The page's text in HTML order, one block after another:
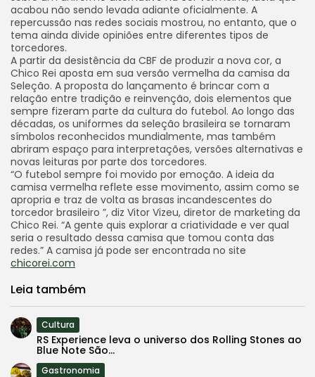
acabou não sendo levada adiante oficialmente. A
repercussão nas redes sociais mostrou, no entanto, que o
tema ainda divide opiniões entre diferentes tipos de
torcedores.
A partir da desistência da CBF de produzir a nova cor, a
Chico Rei aposta em sua versão vermelha da camisa da
Seleção. A proposta do lançamento é brincar com a
relação entre tradição e reinvenção, dois elementos que
sempre fizeram parte da cultura do futebol. Ao longo das
décadas, os uniformes da seleção brasileira se tornaram
símbolos reconhecidos mundialmente, mas também
abriram espaço para interpretações, versões alternativas e
novas leituras por parte dos torcedores.
“O futebol sempre foi movido por emoção. A ideia da
camisa vermelha reflete esse movimento, assim como se
apropria e traz de volta as brasas incandescentes do
torcedor brasileiro ”, diz Vitor Vizeu, diretor de marketing da
Chico Rei. “A gente quis explorar a criatividade e ver qual
seria o resultado dessa camisa que tomou conta das
redes.” A camisa já pode ser encontrada no site
chicorei.com
Leia também
Cultura
RS Experience leva o universo dos Rolling Stones ao
Blue Note São...
Gastronomia